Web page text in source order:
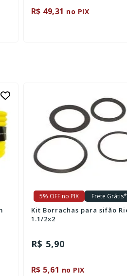
R$ 49,31 no PIX
5% OFF no PIX Frete Grátis*
Kit Borrachas para sifão Rieti
1.1/2x2
R$ 5,90
R$ 5,61 no PIX